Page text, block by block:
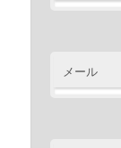
メール